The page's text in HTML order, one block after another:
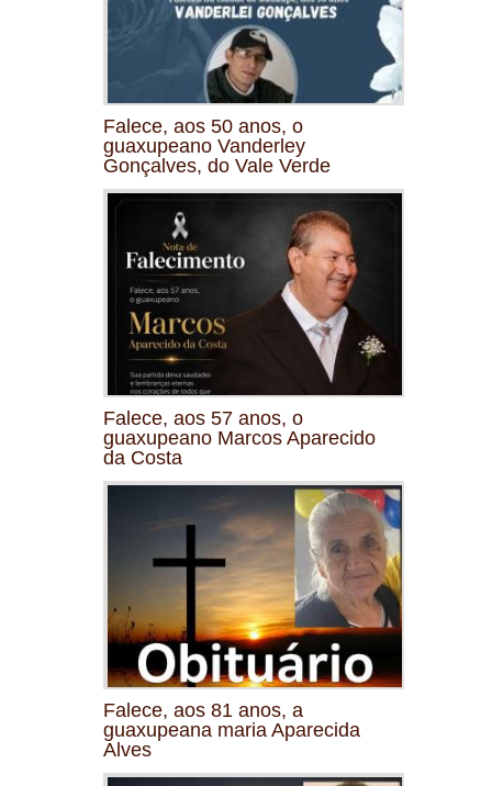
Falece, aos 50 anos, o
guaxupeano Vanderley
Gonçalves, do Vale Verde
Falece, aos 57 anos, o
guaxupeano Marcos Aparecido
da Costa
Falece, aos 81 anos, a
guaxupeana maria Aparecida
Alves